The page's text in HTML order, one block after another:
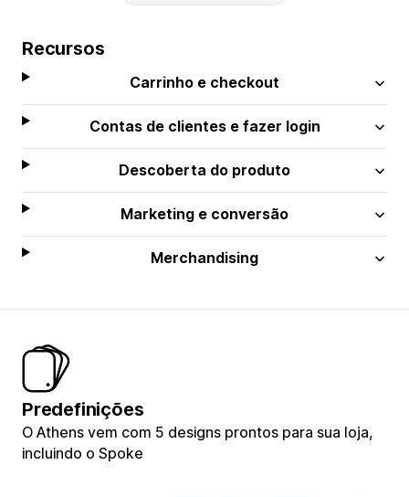
Recursos
Carrinho e checkout
Contas de clientes e fazer login
Descoberta do produto
Marketing e conversão
Merchandising
Predefinições
O Athens vem com 5 designs prontos para sua loja,
incluindo o Spoke